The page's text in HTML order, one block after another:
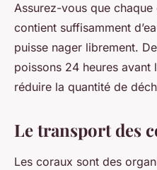
Assurez-vous que
contient suffisamment
puisse nager librement.
poissons 24 heures avant
réduire la quantité de
Le transport des
Les coraux sont des